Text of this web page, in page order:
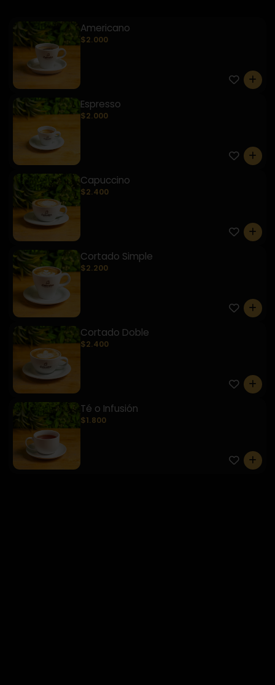
Americano
$2.000
0
Espresso
$2.000
0
Capuccino
$2.400
0
Cortado Simple
$2.200
0
Cortado Doble
$2.400
0
Té o Infusión
$1.800
0